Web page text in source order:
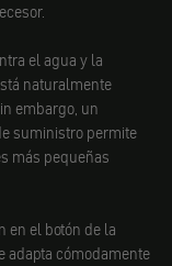
el agua y la
naturalmente
embargo, un
suministro permite
más pequeñas
en el botón de la
adapta cómodamente